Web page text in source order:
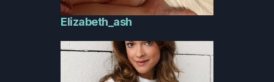
Elizabeth_ash